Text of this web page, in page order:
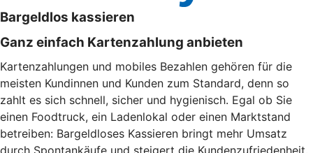
Bargeldlos kassieren
Ganz einfach Kartenzahlung anbieten
Kartenzahlungen und mobiles Bezahlen gehören für die
meisten Kundinnen und Kunden zum Standard, denn so
zahlt es sich schnell, sicher und hygienisch. Egal ob Sie
einen Foodtruck, ein Ladenlokal oder einen Marktstand
betreiben: Bargeldloses Kassieren bringt mehr Umsatz
durch Spontankäufe und steigert die Kundenzufriedenheit.